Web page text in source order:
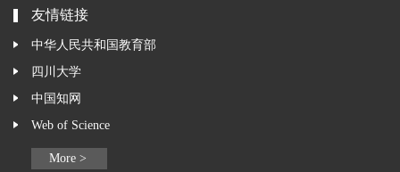
友情链接
中华人民共和国教育部
四川大学
中国知网
Web of Science
More >